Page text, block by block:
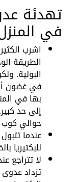
تهدئة
في
اشرب
الطريقة
البولية.
في غضون
بها في
إلى حد
حوالي كوب
عندما
للبكتيريا
لا تتراجع
تزداد